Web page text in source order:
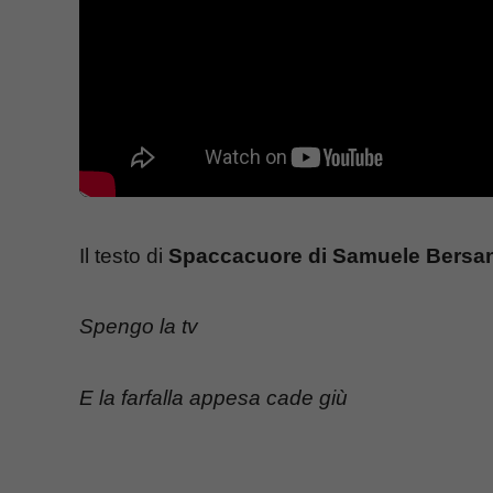
Il testo di Spaccacuore di Samuele
Spengo la tv
E la farfalla appesa cade giù